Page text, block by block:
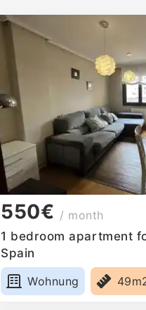
550€ / month
1 bedroom apartment
Spain
Wohnung